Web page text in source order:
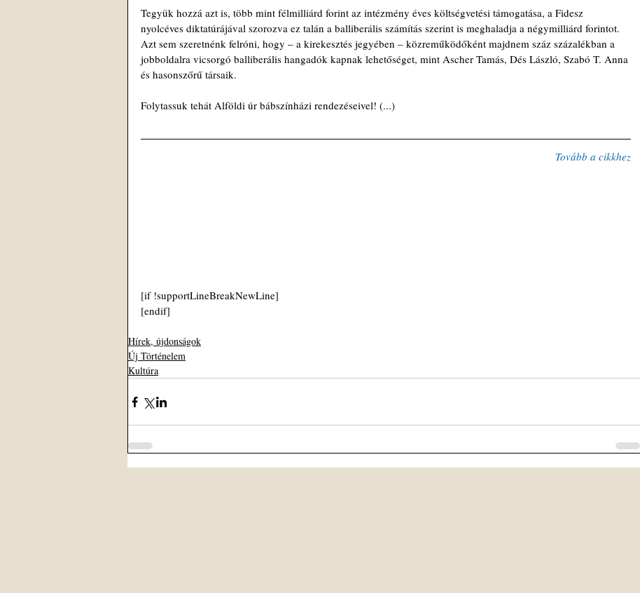
Tegyük hozzá azt is, több mint félmilliárd forint az intézmény éves költségvetési támogatása, a Fidesz
nyolcéves diktatúrájával szorozva ez talán a balliberális számítás szerint is meghaladja a négymilliárd forintot.
Azt sem szeretnénk felróni, hogy – a kirekesztés jegyében – közreműködőként majdnem száz százalékban a
jobboldalra vicsorgó balliberális hangadók kapnak lehetőséget, mint Ascher Tamás, Dés László, Szabó T. Anna
és hasonszőrű társaik.
Folytassuk tehát Alföldi úr bábszínházi rendezéseivel! (...)
Tovább a cikkhez
[if !supportLineBreakNewLine]
[endif]
Hírek, újdonságok
Új Történelem
Kultúra